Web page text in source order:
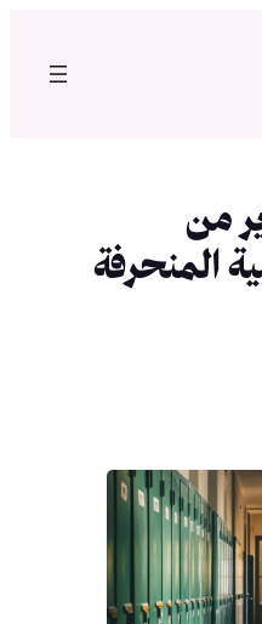
من
المنحرفة